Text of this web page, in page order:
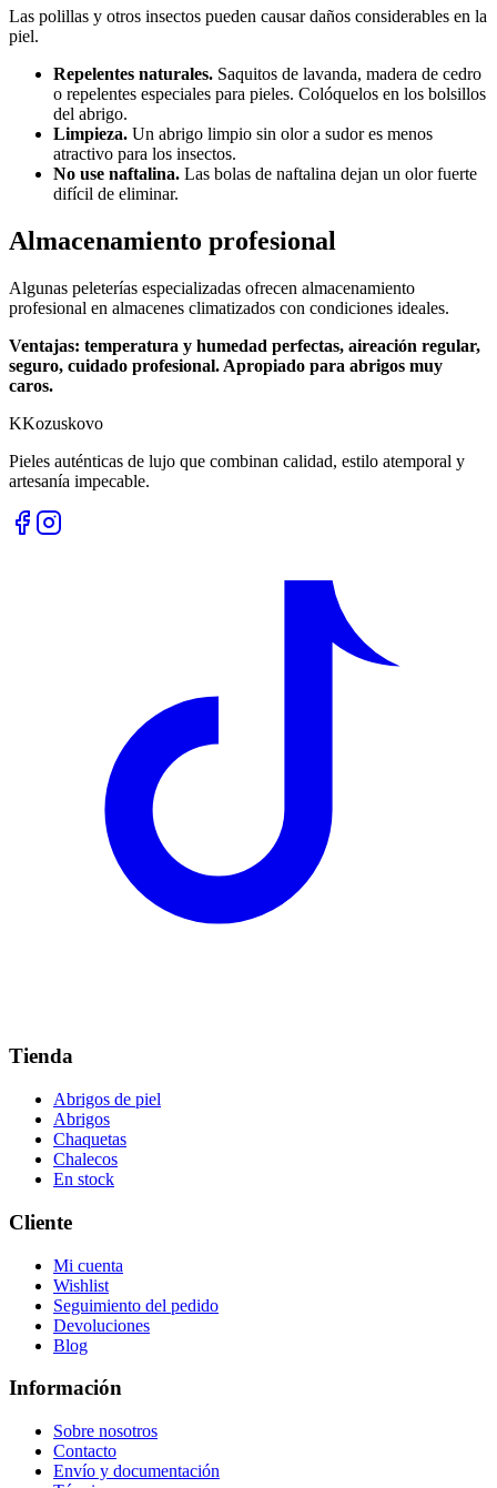
Las polillas y otros insectos pueden causar daños considerables en la
piel.
Repelentes naturales. Saquitos de lavanda, madera de cedro
o repelentes especiales para pieles. Colóquelos en los bolsillos
del abrigo.
Limpieza. Un abrigo limpio sin olor a sudor es menos
atractivo para los insectos.
No use naftalina. Las bolas de naftalina dejan un olor fuerte
difícil de eliminar.
Almacenamiento profesional
Algunas peleterías especializadas ofrecen almacenamiento
profesional en almacenes climatizados con condiciones ideales.
Ventajas: temperatura y humedad perfectas, aireación regular,
seguro, cuidado profesional. Apropiado para abrigos muy
caros.
KKozuskovo
Pieles auténticas de lujo que combinan calidad, estilo atemporal y
artesanía impecable.
Tienda
Abrigos de piel
Abrigos
Chaquetas
Chalecos
En stock
Cliente
Mi cuenta
Wishlist
Seguimiento del pedido
Devoluciones
Blog
Información
Sobre nosotros
Contacto
Envío y documentación